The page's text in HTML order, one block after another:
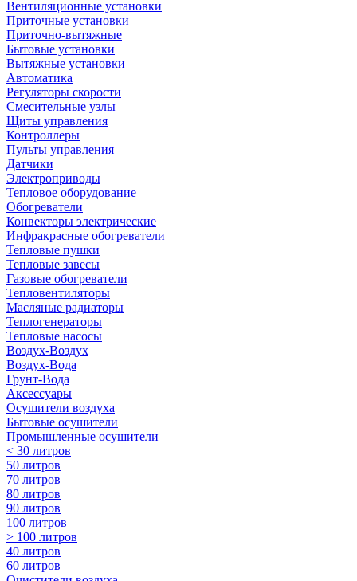
Вентиляционные установки
Приточные установки
Приточно-вытяжные
Бытовые установки
Вытяжные установки
Автоматика
Регуляторы скорости
Смесительные узлы
Щиты управления
Контроллеры
Пульты управления
Датчики
Электроприводы
Тепловое оборудование
Обогреватели
Конвекторы электрические
Инфракрасные обогреватели
Тепловые пушки
Тепловые завесы
Газовые обогреватели
Тепловентиляторы
Масляные радиаторы
Теплогенераторы
Тепловые насосы
Воздух-Воздух
Воздух-Вода
Грунт-Вода
Аксессуары
Осушители воздуха
Бытовые осушители
Промышленные осушители
< 30 литров
50 литров
70 литров
80 литров
90 литров
100 литров
> 100 литров
40 литров
60 литров